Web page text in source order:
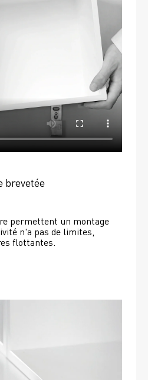
brevetée
permettent un montage
n'a pas de limites,
flottantes.